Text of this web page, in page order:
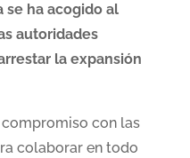
se ha acogido al
autoridades
la expansión
con las
colaborar en todo